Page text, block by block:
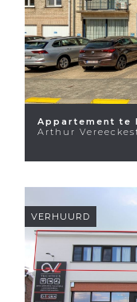
Appartement te
Arthur
VERHUURD